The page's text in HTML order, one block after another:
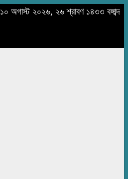
অগাস্ট ২০২৬, ২৬ শ্রাবণ ১৪৩৩ বঙ্গাব্দ